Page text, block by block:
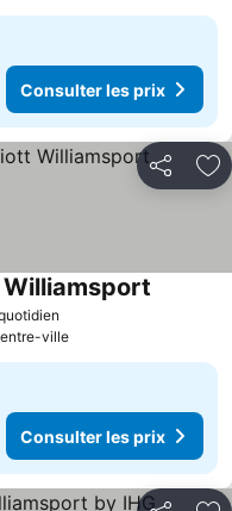
Consulter les prix
Partager
ville
Consulter les prix